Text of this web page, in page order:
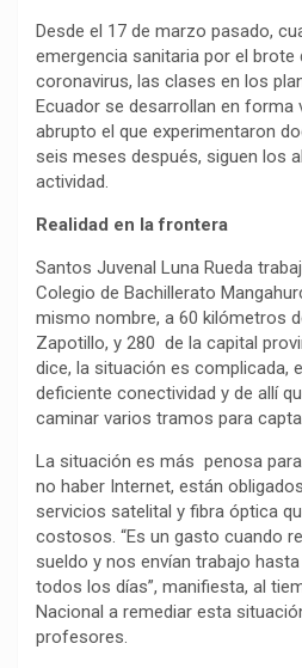
Desde el 17 de marzo pasado,
emergencia sanitaria por el brote
coronavirus, las clases en los
Ecuador se desarrollan en forma
abrupto el que experimentaron
seis meses después, siguen los
actividad.
Realidad en la frontera
Santos Juvenal Luna Rueda
Colegio de Bachillerato
mismo nombre, a 60 kilómetros
Zapotillo, y 280 de la capital
dice, la situación es complicada,
deficiente conectividad y de allí
caminar varios tramos para
La situación es más penosa
no haber Internet, están
servicios satelital y fibra óptica
costosos. “Es un gasto cuando
sueldo y nos envían trabajo
todos los días”, manifiesta, al
Nacional a remediar esta
profesores.